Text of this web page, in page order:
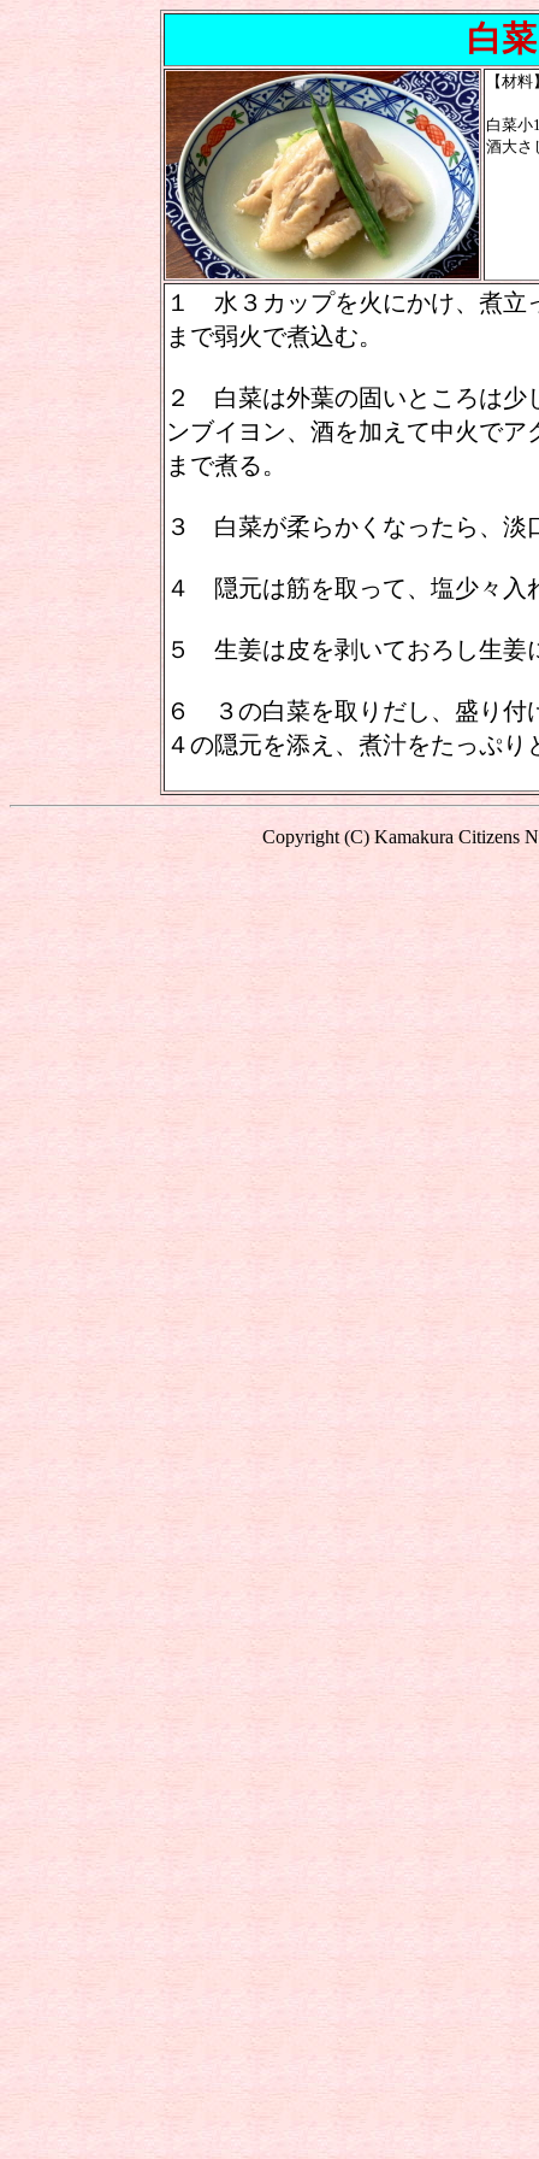
白菜
【材
白菜小
酒大さ
１ 水３カップを火にかけ、煮立
まで弱火で煮込む。
２ 白菜は外葉の固いところは少
ンブイヨン、酒を加えて中火で
まで煮る。
３ 白菜が柔らかくなったら、淡
４ 隠元は筋を取って、塩少々入
５ 生姜は皮を剥いておろし生姜
６ ３の白菜を取りだし、盛り付
４の隠元を添え、煮汁をたっぷ
Copyright (C) Kamakura Citizens